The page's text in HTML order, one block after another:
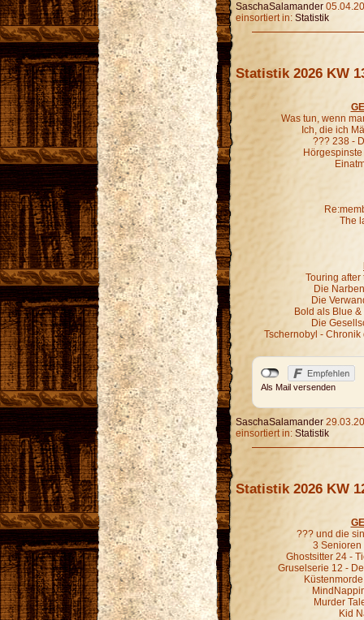
SaschaSalamander
einsortiert in: Statistik
Statistik 2026 KW
Was tun, wenn
Ich, die ich
??? 238 -
The
Touring after
Die
Die
Bold als Blue
Die
Tschernobyl -
Als Mail versenden
SaschaSalamander
einsortiert in: Statistik
Statistik 2026 KW
??? und die
3 Senioren
Ghostsitter 24 -
Gruselserie 12 -
Murder
Kid